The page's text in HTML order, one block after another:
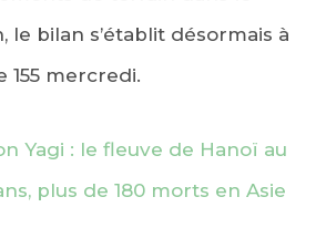
le bilan s’établit désormais à
155 mercredi.
Yagi : le fleuve de Hanoï au
plus de 180 morts en Asie